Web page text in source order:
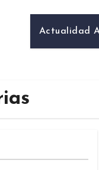
Actualidad